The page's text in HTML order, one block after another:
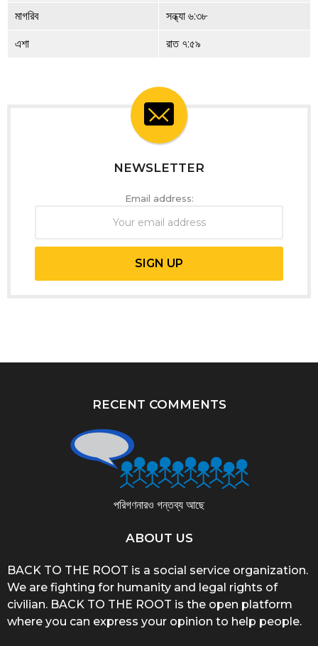
মাগরিব সন্ধ্যা ৬:৩৮
এশা রাত ৭:৫৯
NEWSLETTER
Email address:
RECENT COMMENTS
পরিগণনারও গন্তব্য আছে
ABOUT US
BACK TO THE ROOT is a social service organization.
We are fighting for humanity and legal rights of
civilian. BACK TO THE ROOT is the open platform
where you can express your opinion to help people.